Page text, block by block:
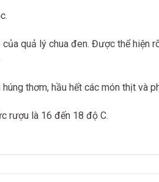
quả lý chua đen. Được thể
thơm, hầu hết các món thịt và
rượu là 16 đến 18 độ C.